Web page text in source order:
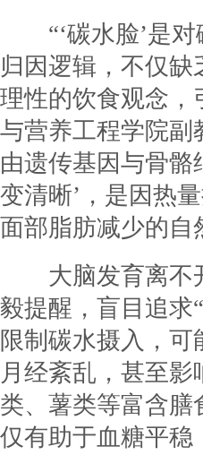
“‘碳水脸’是对
归因逻辑，不仅
理性的饮食观念，
与营养工程学院副
由遗传基因与骨骼
变清晰’，是因热
面部脂肪减少的自
大脑发育离不开
毅提醒，盲目追求
限制碳水摄入，
月经紊乱，甚至
类、薯类等富含
仅有助于血糖平稳